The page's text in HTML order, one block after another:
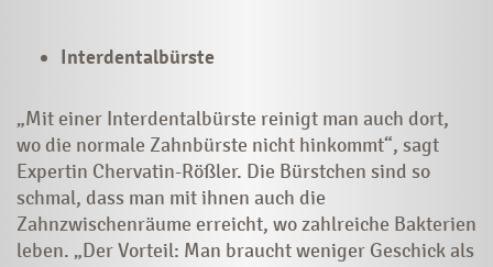
Interdentalbürste
„Mit einer Interdentalbürste reinigt man auch dort,
wo die normale Zahnbürste nicht hinkommt“, sagt
Expertin Chervatin-Rößler. Die Bürstchen sind so
schmal, dass man mit ihnen auch die
Zahnzwischenräume erreicht, wo zahlreiche Bakterien
leben. „Der Vorteil: Man braucht weniger Geschick als